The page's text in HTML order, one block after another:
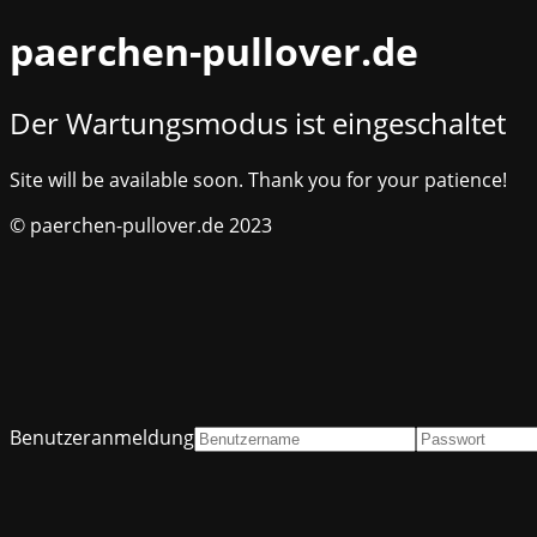
paerchen-pullover.de
Der Wartungsmodus ist eingeschaltet
Site will be available soon. Thank you for your patience!
© paerchen-pullover.de 2023
Benutzeranmeldung